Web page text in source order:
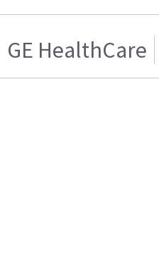
GE HealthCare